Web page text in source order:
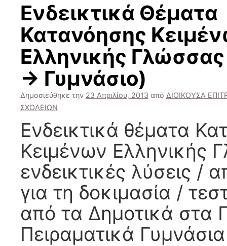
Ενδεικτικά Θέματα
Κατανόησης
Ελληνικής
-> Γυμνάσιο)
Δημοσιεύθηκε την 23 Απριλίου, 2013 από ΔΙΟΙΚΟΥΣΑ
ΣΧΟΛΕΙΩΝ
Ενδεικτικά θέματα
Κειμένων Ελληνικής
ενδεικτικές λύσεις /
για τη δοκιμασία /
από τα Δημοτικά στα
Πειραματικά Γυμνάσια